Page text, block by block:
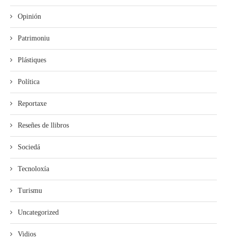
Opinión
Patrimoniu
Plástiques
Política
Reportaxe
Reseñes de llibros
Sociedá
Tecnoloxía
Turismu
Uncategorized
Vidios